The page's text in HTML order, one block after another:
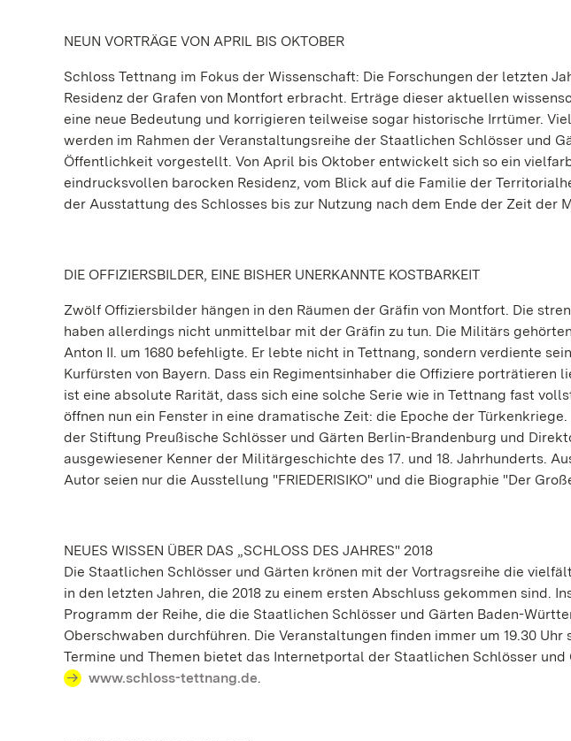
NEUN VORTRÄGE VON APRIL BIS OKTOBER
Schloss Tettnang im Fokus der Wissenschaft: Die Forschungen der letzten
Residenz der Grafen von Montfort erbracht. Erträge dieser aktuellen
eine neue Bedeutung und korrigieren teilweise sogar historische Irrtümer.
werden im Rahmen der Veranstaltungsreihe der Staatlichen Schlösser und
Öffentlichkeit vorgestellt. Von April bis Oktober entwickelt sich so ein
eindrucksvollen barocken Residenz, vom Blick auf die Familie der
der Ausstattung des Schlosses bis zur Nutzung nach dem Ende der Zeit der
DIE OFFIZIERSBILDER, EINE BISHER UNERKANNTE KOSTBARKEIT
Zwölf Offiziersbilder hängen in den Räumen der Gräfin von Montfort. Die
haben allerdings nicht unmittelbar mit der Gräfin zu tun. Die Militärs
Anton II. um 1680 befehligte. Er lebte nicht in Tettnang, sondern verdiente
Kurfürsten von Bayern. Dass ein Regimentsinhaber die Offiziere porträtieren
ist eine absolute Rarität, dass sich eine solche Serie wie in Tettnang fast
öffnen nun ein Fenster in eine dramatische Zeit: die Epoche der
der Stiftung Preußische Schlösser und Gärten Berlin-Brandenburg und
ausgewiesener Kenner der Militärgeschichte des 17. und 18. Jahrhunderts.
Autor seien nur die Ausstellung "FRIEDERISIKO" und die Biographie "Der
NEUES WISSEN ÜBER DAS „SCHLOSS DES JAHRES" 2018
Die Staatlichen Schlösser und Gärten krönen mit der Vortragsreihe die
in den letzten Jahren, die 2018 zu einem ersten Abschluss gekommen sind.
Programm der Reihe, die die Staatlichen Schlösser und Gärten Baden-
Oberschwaben durchführen. Die Veranstaltungen finden immer um 19.30
Termine und Themen bietet das Internetportal der Staatlichen Schlösser
www.schloss-tettnang.de.